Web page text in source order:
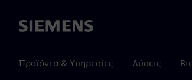
Siemens
Προϊόντα & Υπηρεσίες Λύσεις